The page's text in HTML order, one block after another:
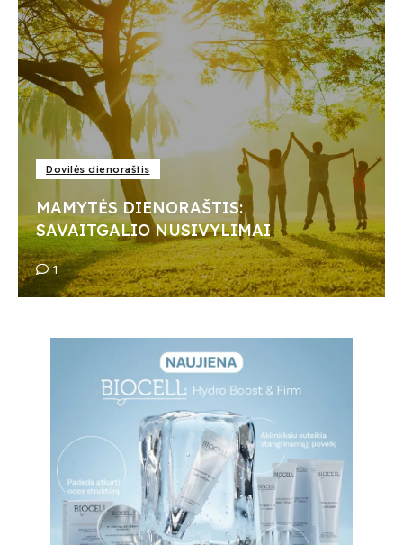
Dovilės dienoraštis
MAMYTĖS DIENORAŠTIS:
SAVAITGALIO NUSIVYLIMAI
1